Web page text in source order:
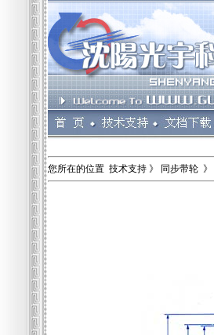
您所在的位置 技术支持 》 同步带轮 》